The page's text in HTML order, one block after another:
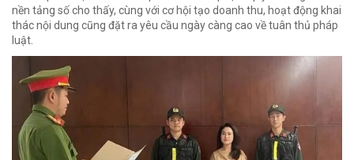
nền tảng số cho thấy, cùng với cơ hội tạo doanh thu, hoạt động khai
thác nội dung cũng đặt ra yêu cầu ngày càng cao về tuân thủ pháp
luật.